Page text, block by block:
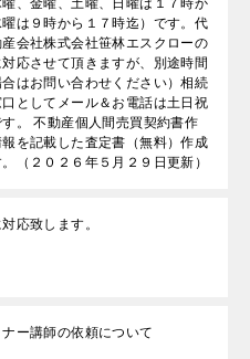
、金曜、土曜、日曜は１７時か
は９時から１７時迄）です。代
会社株式会社笹林エスクローの
応させて頂きますが、別途時間
はお問い合わせください）相続
としてメール＆お電話は土日祝
。 不動産個人間売買契約書作
を記載した査定書（無料）作成
（２０２６年５月２９日更新）
応致します。
ー講師の依頼について